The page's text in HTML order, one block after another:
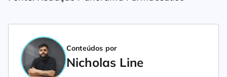
Conteúdos por
Nicholas Line